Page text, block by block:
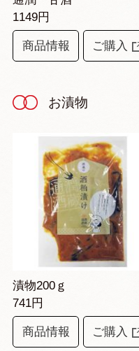
1149円
商品情報 ご購入
お漬物
漬物200ｇ
741円
商品情報 ご購入